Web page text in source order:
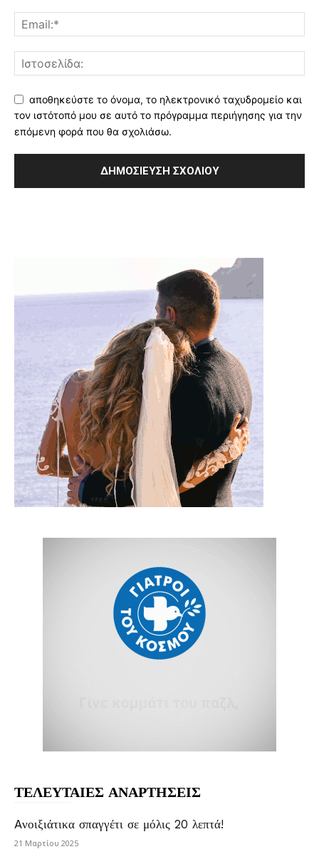
αποθηκεύστε το όνομα, το ηλεκτρονικό ταχυδρομείο και
τον ιστότοπό μου σε αυτό το πρόγραμμα περιήγησης για την
επόμενη φορά που θα σχολιάσω.
ΤΕΛΕΥΤΑΙΕΣ ΑΝΑΡΤΗΣΕΙΣ
Aνοιξιάτικα σπαγγέτι σε μόλις 20 λεπτά!
21 Μαρτίου 2025